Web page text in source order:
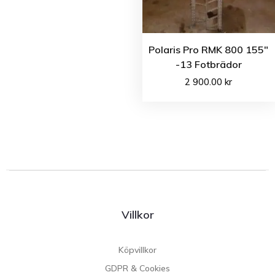
Polaris Pro RMK 800 155″
-13 Fotbrädor
2 900.00kr
Villkor
Köpvillkor
GDPR & Cookies